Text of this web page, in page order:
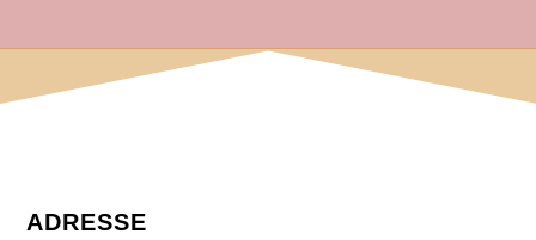
ADRESSE